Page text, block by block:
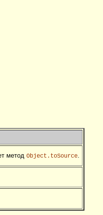
метод Object.toSource